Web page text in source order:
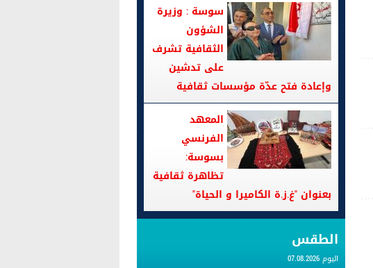
سوسة : وزيرة
الشؤون
الثقافية تشرف
على تدشين
وإعادة فتح عدّة مؤسسات ثقافية
المعهد
الفرنسي
بسوسة:
تظاهرة ثقافية
بعنوان "غ.ز.ة الكاميرا و الحياة"
الطقس
اليوم 07.08.2026